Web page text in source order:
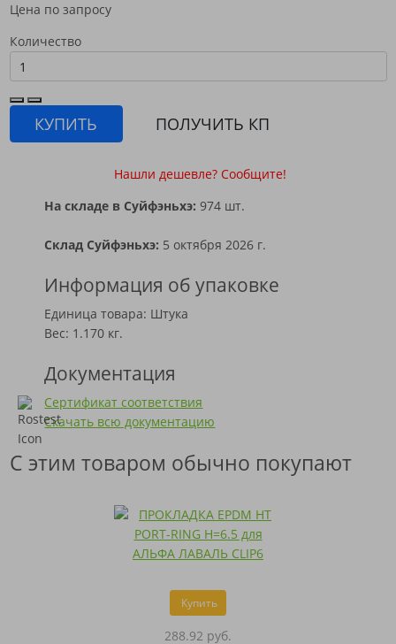
Цена по запросу
Количество
КУПИТЬ ПОЛУЧИТЬ КП
Нашли дешевле? Сообщите!
На складе в Суйфэньхэ: 974 шт.
Склад Суйфэньхэ: 5 октября 2026 г.
Информация об упаковке
Единица товара: Штука
Вес: 1.170 кг.
Документация
Сертификат соответствия
Скачать всю документацию
С этим товаром обычно покупают
Купить
288.92 руб.